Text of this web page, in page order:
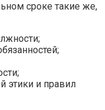
сроке такие же,
этики и правил